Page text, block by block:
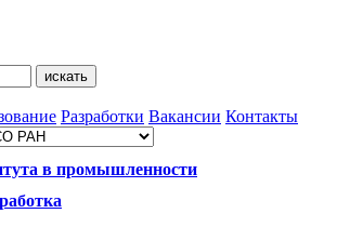
Разработки Вакансии Контакты
в промышленности